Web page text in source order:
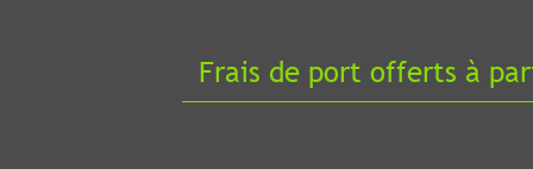
Frais de port offerts à